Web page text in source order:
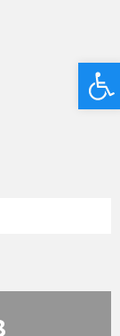
Deschide bara de unelte